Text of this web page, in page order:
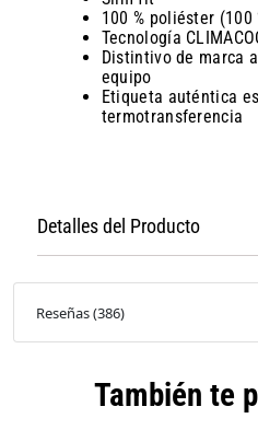
100 % poliéster (100
Tecnología
Distintivo de marca
equipo
Etiqueta auténtica
termotransferencia
Detalles del Producto
Reseñas(386)
También te